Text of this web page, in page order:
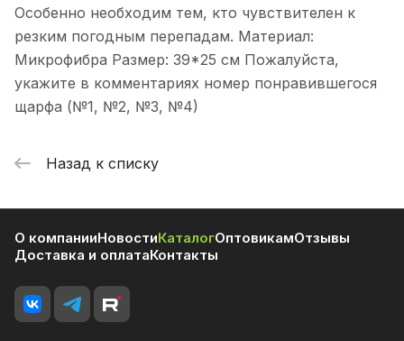
Особенно необходим тем, кто чувствителен к
резким погодным перепадам. Материал:
Микрофибра Размер: 39*25 см Пожалуйста,
укажите в комментариях номер понравившегося
щарфа (№1, №2, №3, №4)
Назад к списку
О компанииНовостиКаталогОптовикамОтзывы
Доставка и оплатаКонтакты